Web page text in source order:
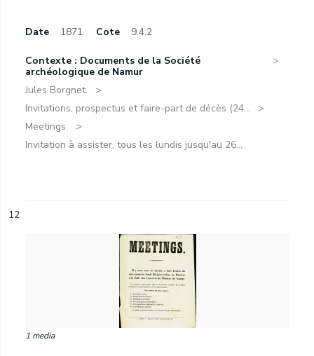
Date 1871. Cote 9.4.2
Contexte : Documents de la Société
archéologique de Namur
Jules Borgnet.
Invitations, prospectus et faire-part de décès (24...
Meetings.
Invitation à assister, tous les lundis jusqu'au 26...
12
1 media